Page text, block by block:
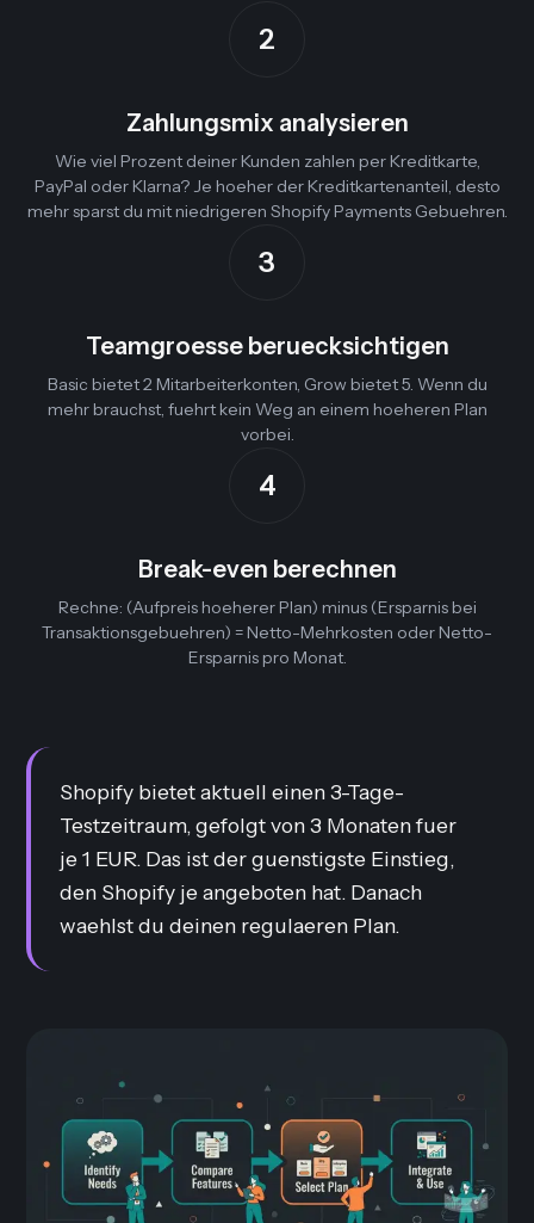
2
Zahlungsmix analysieren
Wie viel Prozent deiner Kunden zahlen per Kreditkarte,
PayPal oder Klarna? Je hoeher der Kreditkartenanteil, desto
mehr sparst du mit niedrigeren Shopify Payments Gebuehren.
3
Teamgroesse beruecksichtigen
Basic bietet 2 Mitarbeiterkonten, Grow bietet 5. Wenn du
mehr brauchst, fuehrt kein Weg an einem hoeheren Plan
vorbei.
4
Break-even berechnen
Rechne: (Aufpreis hoeherer Plan) minus (Ersparnis bei
Transaktionsgebuehren) = Netto-Mehrkosten oder Netto-
Ersparnis pro Monat.
Shopify bietet aktuell einen 3-Tage-
Testzeitraum, gefolgt von 3 Monaten fuer
je 1 EUR. Das ist der guenstigste Einstieg,
den Shopify je angeboten hat. Danach
waehlst du deinen regulaeren Plan.